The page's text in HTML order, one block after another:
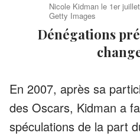
Nicole Kidman le 1er
Getty Images
Dénégations précoces et aveux
En 2007, après sa
des Oscars, Kidman a
spéculations de la part